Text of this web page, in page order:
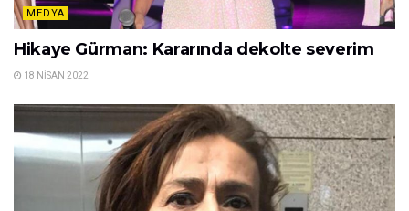
MEDYA
Hikaye Gürman: Kararında dekolte severim
18 NISAN 2022